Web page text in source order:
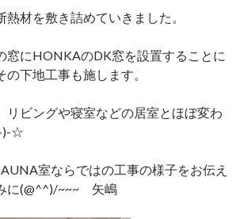
材を敷き詰めていきました。
窓にHONKAのDK窓を設置することに
下地工事も施します。
リビングや寝室などの居室とほぼ変わ
)-☆
室ならではの工事の様子をお伝え
に(@^^)/~~~ 矢嶋